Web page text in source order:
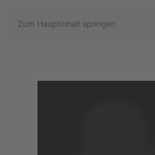
Zum Hauptinhalt springen